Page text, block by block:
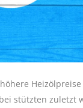
stützten zuletzt